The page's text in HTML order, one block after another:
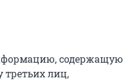
содержащую
третьих лиц,